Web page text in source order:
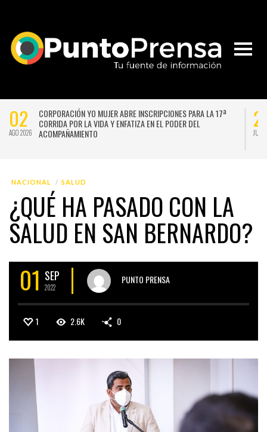
02
AGO 2026
CORPORACIÓN YO MUJER ABRE INSCRIPCIONES PARA LA 17ª
CORRIDA POR LA VIDA Y ENFATIZA EN EL PODER DEL
ACOMPAÑAMIENTO
JUL
NACIONAL SALUD
¿QUÉ HA PASADO CON LA
SALUD EN SAN BERNARDO?
01 SEP
2022
PUNTO PRENSA
1 2.6K 0